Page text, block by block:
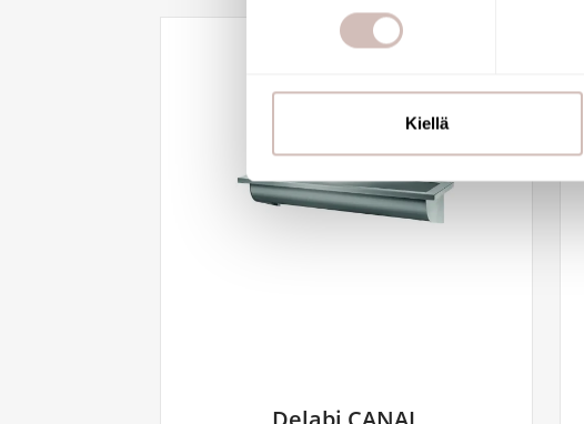
suostumustasi tai peruuttaa sen milloin
ja kävijämäärämme analysoimiseen.
kumppaneillemme tietoja siitä, miten
Kiellä